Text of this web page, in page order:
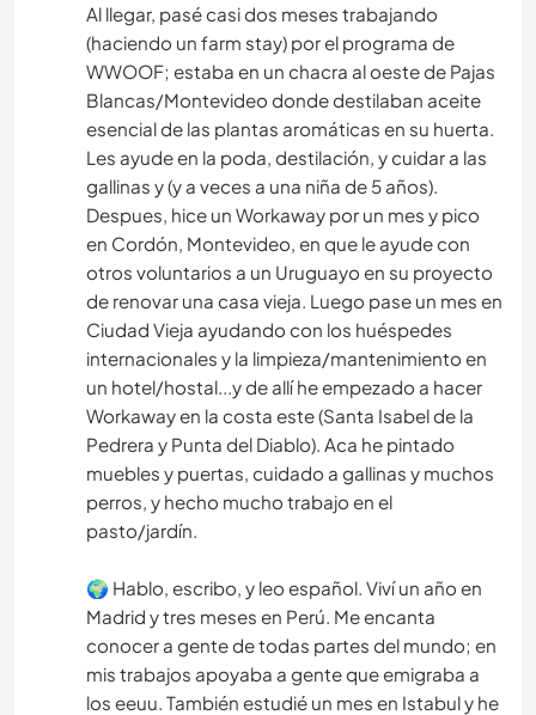
Al llegar, pasé casi dos meses trabajando
(haciendo un farm stay) por el programa de
WWOOF; estaba en un chacra al oeste de Pajas
Blancas/Montevideo donde destilaban aceite
esencial de las plantas aromáticas en su huerta.
Les ayude en la poda, destilación, y cuidar a las
gallinas y (y a veces a una niña de 5 años).
Despues, hice un Workaway por un mes y pico
en Cordón, Montevideo, en que le ayude con
otros voluntarios a un Uruguayo en su proyecto
de renovar una casa vieja. Luego pase un mes en
Ciudad Vieja ayudando con los huéspedes
internacionales y la limpieza/mantenimiento en
un hotel/hostal...y de allí he empezado a hacer
Workaway en la costa este (Santa Isabel de la
Pedrera y Punta del Diablo). Aca he pintado
muebles y puertas, cuidado a gallinas y muchos
perros, y hecho mucho trabajo en el
pasto/jardín.
🌍 Hablo, escribo, y leo español. Viví un año en
Madrid y tres meses en Perú. Me encanta
conocer a gente de todas partes del mundo; en
mis trabajos apoyaba a gente que emigraba a
los eeuu. También estudié un mes en Istabul y he